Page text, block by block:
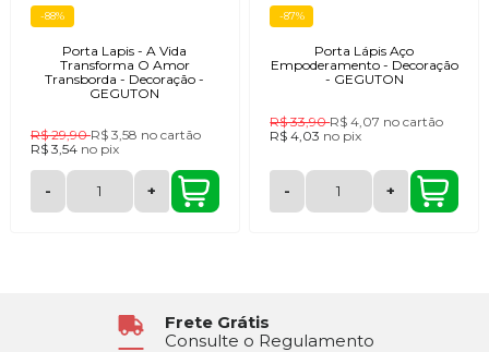
-88%
Porta Lapis - A Vida
Transforma O Amor
Transborda - Decoração -
GEGUTON
R$ 29,90R$ 3,58 no cartão
R$ 3,54 no pix
- +
-87%
Porta Lápis Aço
Empoderamento - Decoração
- GEGUTON
R$ 33,90R$ 4,07 no cartão
R$ 4,03 no pix
- +
Frete Grátis
Consulte o Regulamento